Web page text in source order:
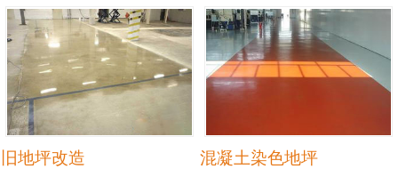
旧地坪改造 混凝土染色地坪